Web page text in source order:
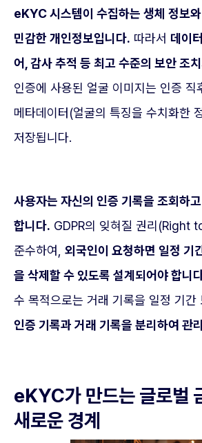
eKYC 시스템이 수집하는 생체 정보
민감한 개인정보입니다. 따라서 데이
어, 감사 추적 등 최고 수준의 보안 조
인증에 사용된 얼굴 이미지는 인증 직
메타데이터(얼굴의 특징을 수치화한
저장됩니다.
사용자는 자신의 인증 기록을 조회하
합니다. GDPR의 잊혀질 권리(Right
준수하여, 외국인이 요청하면 일정 기
을 삭제할 수 있도록 설계되어야 합니
수 목적으로는 거래 기록을 일정 기간
인증 기록과 거래 기록을 분리하여 관
eKYC가 만드는 글로벌
새로운 경계